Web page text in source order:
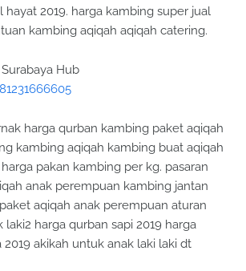
hayat 2019. harga kambing super jual
kambing aqiqah aqiqah catering.
Hub
harga qurban kambing paket aqiqah
kambing aqiqah kambing buat aqiqah
pakan kambing per kg. pasaran
anak perempuan kambing jantan
aqiqah anak perempuan aturan
laki2 harga qurban sapi 2019 harga
akikah untuk anak laki laki dt